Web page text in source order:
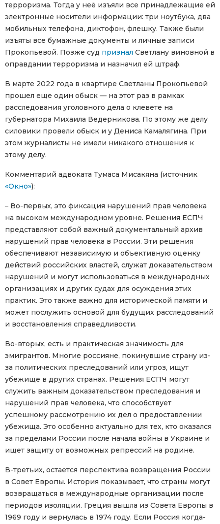
терроризма. Тогда у неё изъяли все принадлежащие ей
электронные носители информации: три ноутбука, два
мобильных телефона, диктофон, флешку. Также были
изъяты все бумажные документы и личные записи
Прокопьевой. Позже суд признал Светлану виновной в
оправдании терроризма и назначил ей штраф.
В марте 2022 года в квартире Светланы Прокопьевой
прошел еще один обыск — на этот раз в рамках
расследования уголовного дела о клевете на
губернатора Михаила Ведерникова. По этому же делу
силовики провели обыск и у Дениса Камалягина. При
этом журналисты не имели никакого отношения к
этому делу.
Комментарий адвоката Тумаса Мисакяна (источник
«Окно»):
– Во-первых, это фиксация нарушений прав человека
на высоком международном уровне. Решения ЕСПЧ
представляют собой важный документальный архив
нарушений прав человека в России. Эти решения
обеспечивают независимую и объективную оценку
действий российских властей, служат доказательством
нарушений и могут использоваться в международных
организациях и других судах для осуждения этих
практик. Это также важно для исторической памяти и
может послужить основой для будущих расследований
и восстановления справедливости.
Во-вторых, есть и практическая значимость для
эмигрантов. Многие россияне, покинувшие страну из-
за политических преследований или угроз, ищут
убежище в других странах. Решения ЕСПЧ могут
служить важным доказательством преследования и
нарушений прав человека, что способствует
успешному рассмотрению их дел о предоставлении
убежища. Это особенно актуально для тех, кто оказался
за пределами России после начала войны в Украине и
ищет защиту от возможных репрессий на родине.
В-третьих, остается перспектива возвращения России
в Совет Европы. История показывает, что страны могут
возвращаться в международные организации после
периодов изоляции. Греция вышла из Совета Европы в
1969 году и вернулась в 1974 году. Если Россия когда-